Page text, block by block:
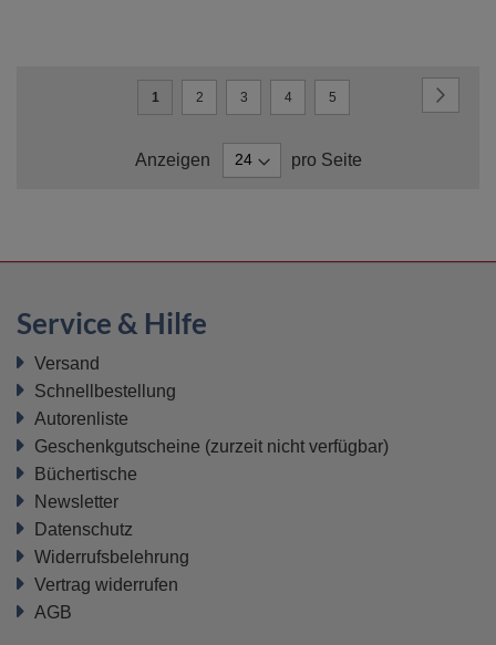
Seite
Sie
gerade
1 Seite
2 Seite
3 Seite
4 Seite
5
Anzeigen pro Seite
Service & Hilfe
Versand
Schnellbestellung
Autorenliste
Geschenkgutscheine (zurzeit nicht verfügbar)
Büchertische
Newsletter
Datenschutz
Widerrufsbelehrung
Vertrag widerrufen
AGB